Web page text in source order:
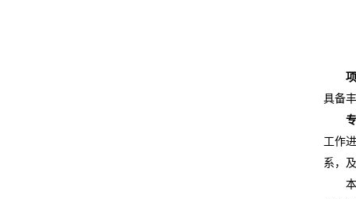
具备
工作
系，